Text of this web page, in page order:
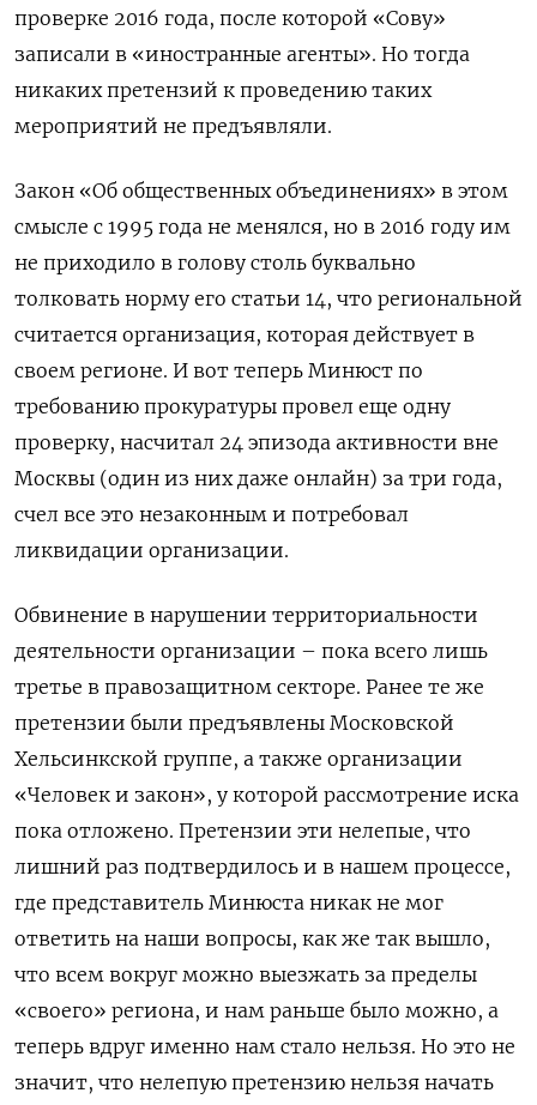
проверке 2016 года, после которой «Сову»
записали в «иностранные агенты». Но тогда
никаких претензий к проведению таких
мероприятий не предъявляли.
Закон «Об общественных объединениях» в этом
смысле с 1995 года не менялся, но в 2016 году им
не приходило в голову столь буквально
толковать норму его статьи 14, что региональной
считается организация, которая действует в
своем регионе. И вот теперь Минюст по
требованию прокуратуры провел еще одну
проверку, насчитал 24 эпизода активности вне
Москвы (один из них даже онлайн) за три года,
счел все это незаконным и потребовал
ликвидации организации.
Обвинение в нарушении территориальности
деятельности организации – пока всего лишь
третье в правозащитном секторе. Ранее те же
претензии были предъявлены Московской
Хельсинкской группе, а также организации
«Человек и закон», у которой рассмотрение иска
пока отложено. Претензии эти нелепые, что
лишний раз подтвердилось и в нашем процессе,
где представитель Минюста никак не мог
ответить на наши вопросы, как же так вышло,
что всем вокруг можно выезжать за пределы
«своего» региона, и нам раньше было можно, а
теперь вдруг именно нам стало нельзя. Но это не
значит, что нелепую претензию нельзя начать